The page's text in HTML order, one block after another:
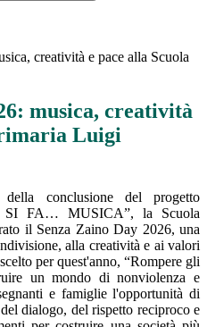
creatività e pace alla Scuola
musica, creatività
Luigi
conclusione del progetto
FA… MUSICA”, la Scuola
il Senza Zaino Day 2026, una
alla creatività e ai valori
per quest'anno, “Rompere gli
un mondo di nonviolenza e
e famiglie l'opportunità di
dialogo, del rispetto reciproco e